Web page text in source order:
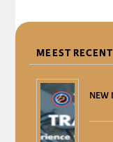
MEEST RECENT
NEW